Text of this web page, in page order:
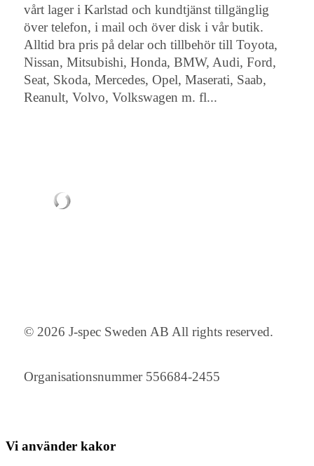
vårt lager i Karlstad och kundtjänst tillgänglig
över telefon, i mail och över disk i vår butik.
Alltid bra pris på delar och tillbehör till Toyota,
Nissan, Mitsubishi, Honda, BMW, Audi, Ford,
Seat, Skoda, Mercedes, Opel, Maserati, Saab,
Reanult, Volvo, Volkswagen m. fl...
© 2026 J-spec Sweden AB All rights reserved.
Organisationsnummer 556684-2455
Vi använder kakor